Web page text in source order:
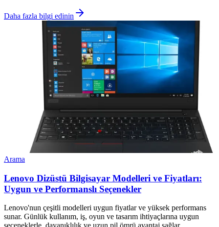
Daha fazla bilgi edinin
Arama
Lenovo Dizüstü Bilgisayar Modelleri ve Fiyatları:
Uygun ve Performanslı Seçenekler
Lenovo'nun çeşitli modelleri uygun fiyatlar ve yüksek performans
sunar. Günlük kullanım, iş, oyun ve tasarım ihtiyaçlarına uygun